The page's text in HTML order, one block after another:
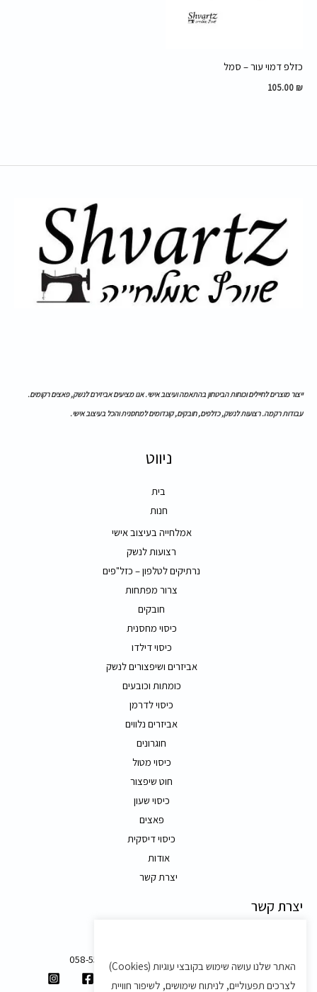
כזלפ דמוי עור – סמל
105.00 ₪
ייצור מוצרים לחיילים וכוחות הביטחון בהתאמה ועיצוב אישי. אנו מציעים אביזירם לנשק, פאצים רקומים.
עבודות רקמה. רצועות לנשק, כזלפים, חובקים, קונדומים למחסנית והכל בעיצוב אישי.
ניווט
בית
חנות
אמלחייה בעיצוב אישי
רצועות לנשק
נרתיקים לטלפון – כזל"פים
צרור מפתחות
חובקים
כיסוי מחסנית
כיסוי דילדו
אביזרים ושיפצורים לנשק
כומתות וכובעים
כיסוי לדרמן
אביזרים נלווים
חוגרונים
כיסוי מטול
חוט שיפצור
כיסוי שעון
פאצים
כיסוי דיסקית
אודות
יצרת קשר
יצרת קשר
058-5557588
shvartz.order@gmail.com
האתר שלנו עושה שימוש בקובצי עוגיות (Cookies)
לצרכים תפעוליים, לניתוח שימושים, לשיפור חוויית